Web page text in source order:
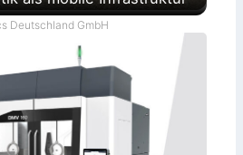
Deutschland GmbH